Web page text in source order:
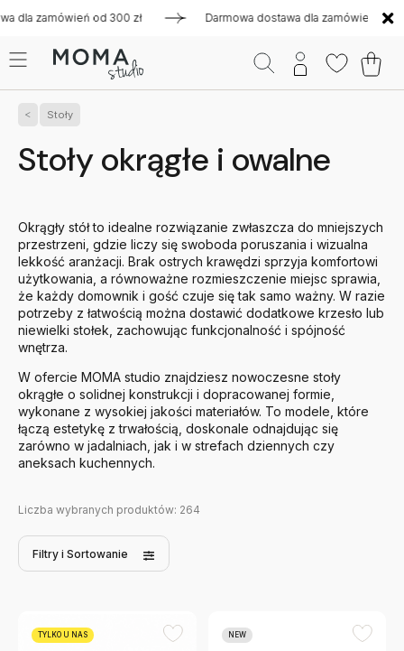
od 300 zł Darmowa dostawa dla zamówień od 300 zł
Stoły
Stoły okrągłe i owalne
Okrągły stół to idealne rozwiązanie zwłaszcza do mniejszych
przestrzeni, gdzie liczy się swoboda poruszania i wizualna
lekkość aranżacji. Brak ostrych krawędzi sprzyja komfortowi
użytkowania, a równoważne rozmieszczenie miejsc sprawia,
że każdy domownik i gość czuje się tak samo ważny. W razie
potrzeby z łatwością można dostawić dodatkowe krzesło lub
niewielki stołek, zachowując funkcjonalność i spójność
wnętrza.
W ofercie MOMA studio znajdziesz nowoczesne stoły
okrągłe o solidnej konstrukcji i dopracowanej formie,
wykonane z wysokiej jakości materiałów. To modele, które
łączą estetykę z trwałością, doskonale odnajdując się
zarówno w jadalniach, jak i w strefach dziennych czy
aneksach kuchennych.
Liczba wybranych produktów: 264
Filtry i Sortowanie
TYLKO U NAS NEW